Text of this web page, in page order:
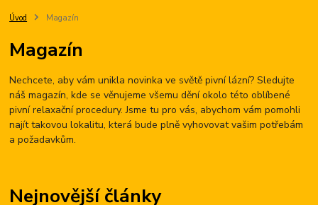
malá morávka
karlovy vary
pití piva
pivní slavnosti tábor
hotel palcát pivni akce
Úvod Magazín
Magazín
Nechcete, aby vám unikla novinka ve světě pivní lázní? Sledujte
náš magazín, kde se věnujeme všemu dění okolo této oblíbené
pivní relaxační procedury. Jsme tu pro vás, abychom vám pomohli
najít takovou lokalitu, která bude plně vyhovovat vašim potřebám
a požadavkům.
Nejnovější články